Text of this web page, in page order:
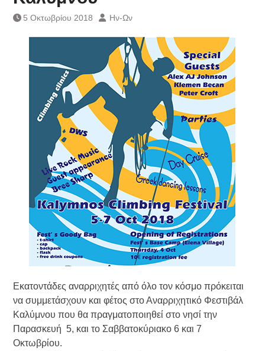
Συναλλάγματος &
Τραπεζογραμματίων 7-3-2019
Ημερήσιο Δελτίο Τιμών
Συναλλάγματος &
Τραπεζογραμματίων 4-3-2019
Κάθοδος αγροτών
Δικαιοσύνη
5 Οκτωβρίου 2018 Ην-Ων
Εκατοντάδες αναρριχητές από όλο τον κόσμο πρόκειται
να συμμετάσχουν και φέτος στο Αναρριχητικό Φεστιβάλ
Καλύμνου που θα πραγματοποιηθεί στο νησί την
Παρασκευή 5, και το Σαββατοκύριακο 6 και 7
Οκτωβρίου.